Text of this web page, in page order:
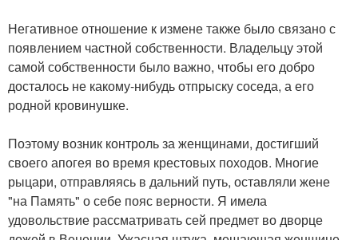
Негативное отношение к измене также было связано с
появлением частной собственности. Владельцу этой
самой собственности было важно, чтобы его добро
досталось не какому-нибудь отпрыску соседа, а его
родной кровинушке.
Поэтому возник контроль за женщинами, достигший
своего апогея во время крестовых походов. Многие
рыцари, отправляясь в дальний путь, оставляли жене
"на Память" о себе пояс верности. Я имела
удовольствие рассматривать сей предмет во дворце